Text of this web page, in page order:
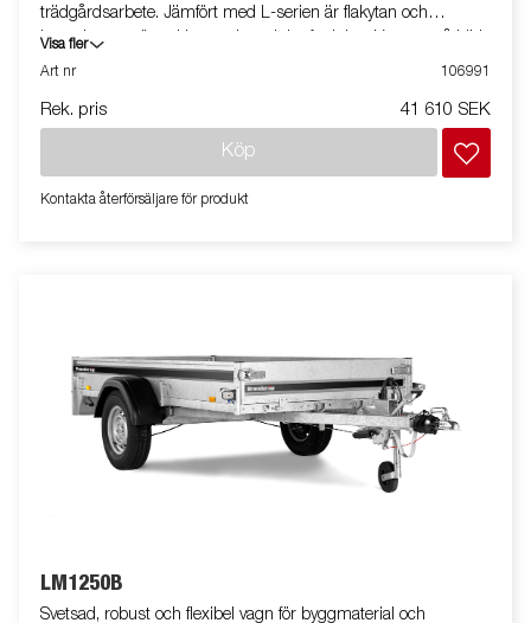
trädgårdsarbete. Jämfört med L-serien är flakytan och
kapaciteten större. Utrustad med tippfunktion. Vagnen på bilden
kan vara extrautrustad.
Visa fler
Art nr
106991
Rek. pris 41 610 SEK
Köp
Kontakta återförsäljare för produkt
LM1250B
Svetsad, robust och flexibel vagn för byggmaterial och